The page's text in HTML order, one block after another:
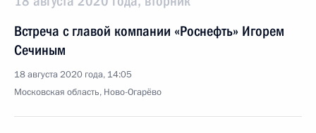
Встреча с главой компании «Роснефть» Игорем
Сечиным
18 августа 2020 года, 14:05
Московская область, Ново-Огарёво